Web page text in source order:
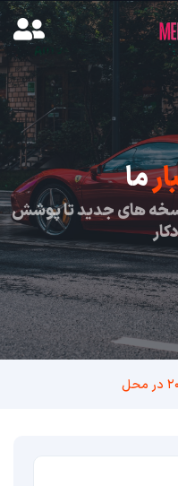
ما
های جدید تا پوشش